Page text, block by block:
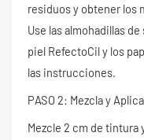
residuos y obtener los
Use las almohadillas
piel RefectoCil y los
las instrucciones.
PASO 2: Mezcla y
Mezcle 2 cm de tintura